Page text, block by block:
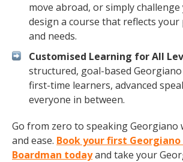
move abroad, or simply
design a course that reflects your
and needs.
Customised Learning for All
structured, goal-based
first-time learners, advanced
everyone in between.
Go from zero to speaking Georgiano
and ease. Book your first Georgiano
Boardman todayand take your